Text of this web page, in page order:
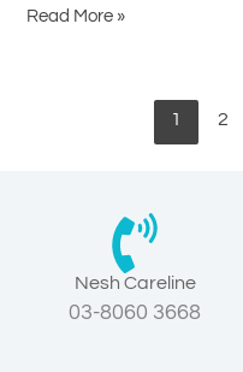
Read More »
1 2
Nesh Careline
03-8060 3668